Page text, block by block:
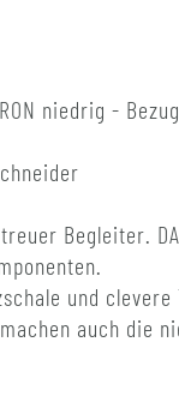
niedrig -
Begleiter.
und
auch die